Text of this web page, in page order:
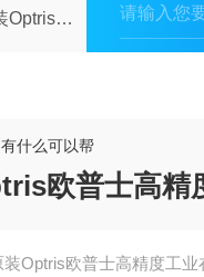
什么可以帮
线测温热像仪
欧普士高精
装Optris欧普士高精度工